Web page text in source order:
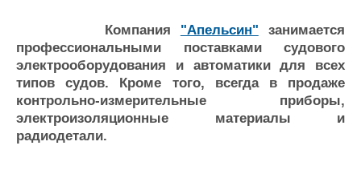
Компании
Репутация
Работа
Крюинг
Журнал
Реклама
Продажа флота
Оборудование
Изделия
Материалы
Услуги
Компания "Апельсин" занимается
профессиональными поставками судового
электрооборудования и автоматики для всех
типов судов. Кроме того, всегда в продаже
контрольно-измерительные приборы,
электроизоляционные материалы и
радиодетали.